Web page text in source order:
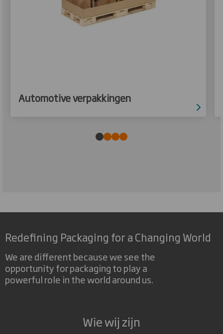
Automotive verpakkingen
Redefining Packaging for a Changing World
We are different because we see the
opportunity for packaging to play a
powerful role in the world around us.
Wie wij zijn